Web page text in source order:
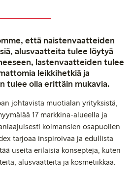
että naistenvaatteiden
alusvaatteita tulee löytyä
lastenvaatteiden tulee
leikkihetkiä ja
tulee olla erittäin mukavia.
johtavista muotialan yrityksistä,
17 markkina-alueella ja
kolmansien osapuolien
tarjoaa inspiroivaa ja edullista
useita erilaisia konsepteja, kuten
alusvaatteita ja kosmetiikkaa.